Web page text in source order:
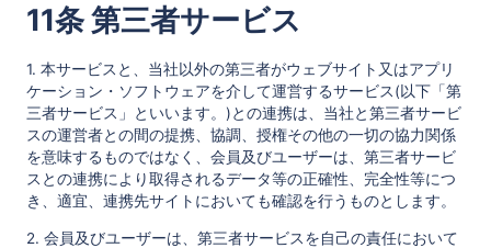
11条 第三者サービス
1. 本サービスと、当社以外の第三者がウェブサイト又はアプリ
ケーション・ソフトウェアを介して運営するサービス(以下「第
三者サービス」といいます。)との連携は、当社と第三者サービ
スの運営者との間の提携、協調、授権その他の一切の協力関係
を意味するものではなく、会員及びユーザーは、第三者サービ
スとの連携により取得されるデータ等の正確性、完全性等につ
き、適宜、連携先サイトにおいても確認を行うものとします。
2. 会員及びユーザーは、第三者サービスを自己の責任において